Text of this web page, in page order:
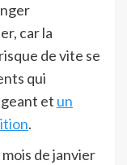
car la
de vite se
qui
et un
.
de janvier